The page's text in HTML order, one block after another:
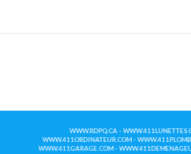
WWW.RDPQ.CA-
WWW.411ORDINATEUR.COM -
WWW.411GARAGE.COM -